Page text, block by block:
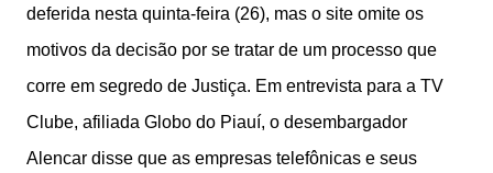
deferida nesta quinta-feira (26), mas o site omite os
motivos da decisão por se tratar de um processo que
corre em segredo de Justiça. Em entrevista para a TV
Clube, afiliada Globo do Piauí, o desembargador
Alencar disse que as empresas telefônicas e seus